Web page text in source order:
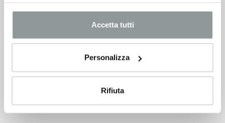
Accetta tutti
Personalizza
Rifiuta